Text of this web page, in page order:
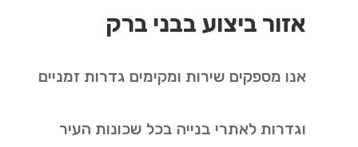
אזור ביצוע בבני ברק
אנו מספקים שירות ומקימים גדרות זמניים
וגדרות לאתרי בנייה בכל שכונות העיר